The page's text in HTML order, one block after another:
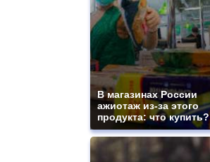
В магазинах России
ажиотаж из-за этого
продукта: что купить?